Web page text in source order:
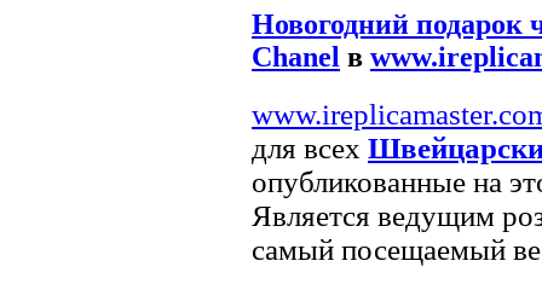
Новогодний подарок
Chanel в
для всех
опубликованные на
Является ведущим
самый посещаемый